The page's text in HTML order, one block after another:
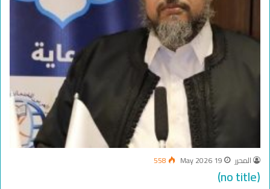
المحرر 19 May 2026
558
(no title)